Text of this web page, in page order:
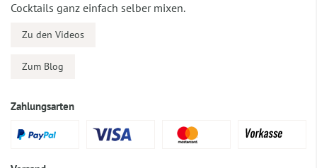
Cocktails ganz einfach selber mixen.
Zu den Videos
Zum Blog
Zahlungsarten